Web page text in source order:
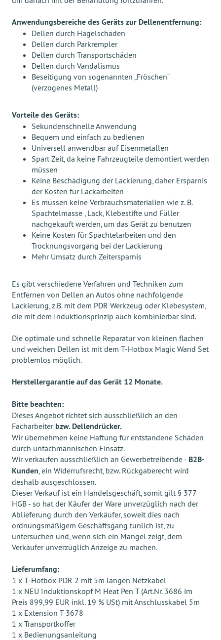
Anwendungsbereiche des Geräts zur Dellenentfernung:
Dellen durch Hagelschäden
Dellen durch Parkrempler
Dellen durch Transportschäden
Dellen durch Vandalismus
Beseitigung von sogenannten „Fröschen“
(verzogenes Metall)
Vorteile des Geräts:
Sekundenschnelle Anwendung
Bequem und einfach zu bedienen
Universell anwendbar auf Eisenmetallen
Spart Zeit, da keine Fahrzeugteile demontiert werden
müssen
Keine Beschädigung der Lackierung, daher Ersparnis
der Kosten für Lackarbeiten
Es müssen keine Verbrauchsmaterialien wie z. B.
Spachtelmasse , Lack, Klebestifte und Füller
nachgekauft werden, um das Gerät zu benutzen
Keine Kosten für Spachtelarbeiten und den
Trocknungsvorgang bei der Lackierung
Mehr Umsatz durch Zeitersparnis
Es gibt verschiedene Verfahren und Techniken zum
Entfernen von Dellen an Autos ohne nachfolgende
Lackierung, z.B. mit dem PDR Werkzeug oder Klebesystem,
die mit dem Induktionsprinzip auch kombinierbar sind.
Die optimale und schnelle Reparatur von kleinen flachen
und weichen Dellen ist mit dem T-Hotbox Magic Wand Set
problemlos möglich.
Herstellergarantie auf das Gerät 12 Monate.
Bitte beachten:
Dieses Angebot richtet sich ausschließlich an den
Facharbeiter bzw. Dellendrücker.
Wir übernehmen keine Haftung für entstandene Schäden
durch unfachmännischen Einsatz.
Wir verkaufen ausschließlich an Gewerbetreibende - B2B-
Kunden , ein Widerrufsrecht, bzw. Rückgaberecht wird
deshalb ausgeschlossen.
Dieser Verkauf ist ein Handelsgeschäft, somit gilt § 377
HGB - so hat der Käufer der Ware unverzüglich nach der
Ablieferung durch den Verkäufer, soweit dies nach
ordnungsmäßigem Geschäftsgang tunlich ist, zu
untersuchen und, wenn sich ein Mangel zeigt, dem
Verkäufer unverzüglich Anzeige zu machen.
Lieferumfang:
1 x T-Hotbox PDR 2 mit 5m langen Netzkabel
1 x NEU Induktionskopf M Heat Pen T (Art.Nr. 3686 im
Preis 899,99 EUR inkl. 19 % USt) mit Anschlusskabel 5m
1 x Extension T 3678
1 x Transportkoffer
1 x Bedienungsanleitung